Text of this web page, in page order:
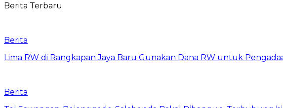
Berita Terbaru
Berita
Lima RW di Rangkapan Jaya Baru Gunakan Dana RW untuk
Berita